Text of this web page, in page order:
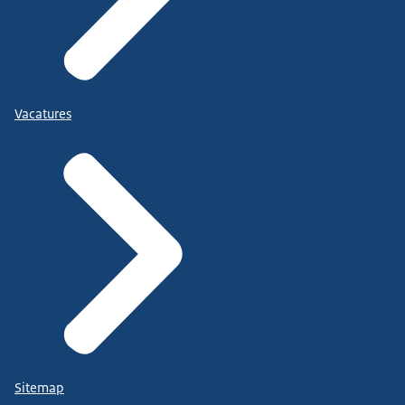
Vacatures
Sitemap